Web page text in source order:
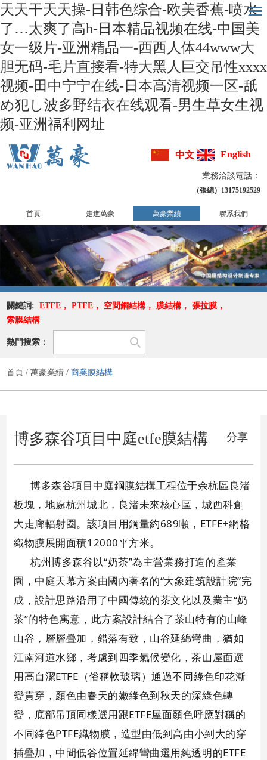
天天干天天操-日韩色综合-欧美香蕉-喷水
了…太爽了高h-日本精品视频在线-中国美
女一级片-亚洲精品一-西西人体44www大
胆无码-毛片直接看-特大黑人巨交吊性xxxx
视频-田中宁宁在线-日本高清视频一区-舐
め犯し波多野结衣在线观看-男生草女生视
频-亚洲福利网址
中文 English
業務洽談電話：
（張總）13175192529
首頁 走進萬豪 萬豪業績 聯系我們
關鍵詞:ETFE ，PTFE ， 空間鋼結構， 膜結構，張拉膜 ，
索膜結構
熱門搜索：
首頁 /萬豪業績 /商業膜結構
博多森谷項目中庭etfe膜結構 分享
博多森谷項目中庭鋼膜結構工程位于余杭區良渚
板塊，地處杭州城北，良渚未來核心區，城西科創
大走廊輻射圈。該項目 用鋼量約689噸，ETFE+網格
織物膜展開面積12000平方米。
杭州博多森谷以“奶茶”為主營業務打造的產業
園，中庭天幕方案由國內著名的“大象建筑設計院”完
成，設計思路沿用了中國傳統的茶文化以及業主“奶
茶”的特色寓意，此方案設計結合了茶山特有的山峰
山谷，層層疊加，錯落有致，山谷延綿彎曲，猶如
江南河道水鄉，考慮到四季氣候變化，茶山屋面選
用高自潔ETFE（俗稱軟玻璃）通過不同綠色印花漸
變貫穿，顏色由春天的嫩綠色到秋天的深綠色轉
變，底部吊頂同樣選用跟ETFE屋面顏色呼應對稱的
不同綠色PTFE織物膜，造型由低到高由小到大的穿
插疊加，中間低谷位置延綿彎曲選用純透明的ETFE